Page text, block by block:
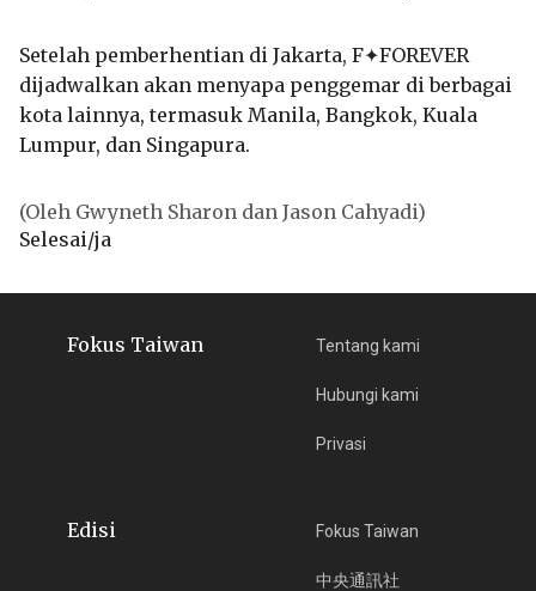
Setelah pemberhentian di Jakarta, F✦FOREVER
dijadwalkan akan menyapa penggemar di berbagai
kota lainnya, termasuk Manila, Bangkok, Kuala
Lumpur, dan Singapura.
(Oleh Gwyneth Sharon dan Jason Cahyadi)
Selesai/ja
Fokus Taiwan Tentang kami
Hubungi kami
Privasi
Edisi Fokus Taiwan
中央通訊社